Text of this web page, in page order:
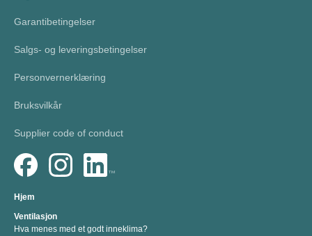
Garantibetingelser
Salgs- og leveringsbetingelser
Personvernerklæring
Bruksvilkår
Supplier code of conduct
Hjem
Ventilasjon
Hva menes med et godt inneklima?